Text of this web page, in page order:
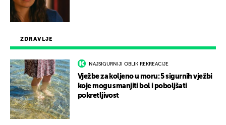
ZDRAVLJE
NAJSIGURNIJI OBLIK REKREACIJE
Vježbe za koljeno u moru: 5 sigurnih vježbi
koje mogu smanjiti bol i poboljšati
pokretljivost